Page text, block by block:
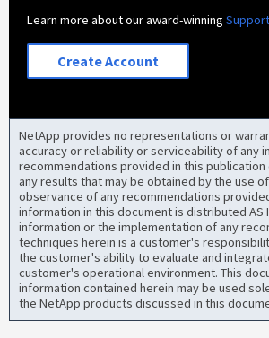
Learn more about our award-winningSupport
Create Account
NetApp provides no representations or
accuracy or reliability or serviceability of any
recommendations provided in this
any results that may be obtained by the use
observance of any recommendations
information in this document is distributed AS
information or the implementation of any
techniques herein is a customer's
the customer's ability to evaluate and
customer's operational environment. This
information contained herein may be used
the NetApp products discussed in this